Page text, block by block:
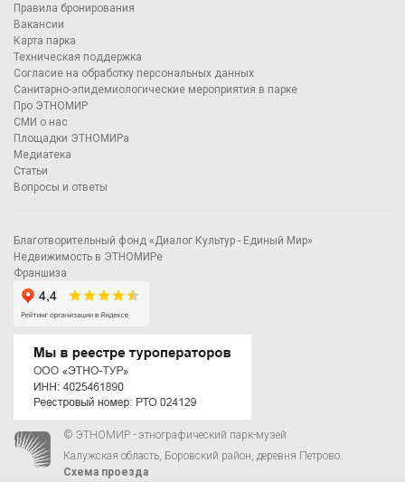
Правила бронирования
Вакансии
Карта парка
Техническая поддержка
Согласие на обработку персональных данных
Санитарно-эпидемиологические мероприятия в парке
Про ЭТНОМИР
СМИ о нас
Площадки ЭТНОМИРа
Медиатека
Статьи
Вопросы и ответы
Благотворительный фонд «Диалог Культур - Единый Мир»
Недвижимость в ЭТНОМИРе
Франшиза
© ЭТНОМИР - этнографический парк-музей
Калужская область, Боровский район, деревня Петрово.
Схема проезда